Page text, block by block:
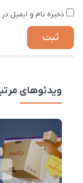
ذخیره نام و ایمیل
ویدئوهای